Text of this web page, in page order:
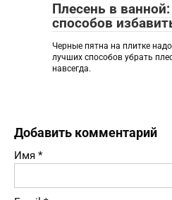
Плесень в
способов
Черные пятна на плитке
лучших способов убрать
навсегда.
Добавить комментарий
Имя *